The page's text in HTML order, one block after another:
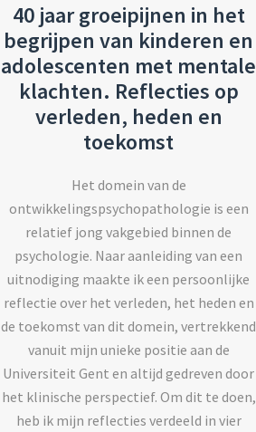
40 jaar groeipijnen in het
begrijpen van kinderen en
adolescenten met mentale
klachten. Reflecties op
verleden, heden en
toekomst
Het domein van de
ontwikkelingspsychopathologie is een
relatief jong vakgebied binnen de
psychologie. Naar aanleiding van een
uitnodiging maakte ik een persoonlijke
reflectie over het verleden, het heden en
de toekomst van dit domein, vertrekkend
vanuit mijn unieke positie aan de
Universiteit Gent en altijd gedreven door
het klinische perspectief. Om dit te doen,
heb ik mijn reflecties verdeeld in vier